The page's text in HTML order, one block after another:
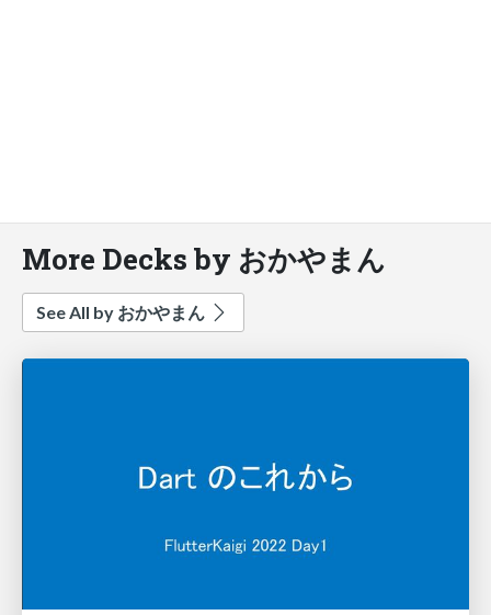
More Decks by おかやまん
See All by おかやまん